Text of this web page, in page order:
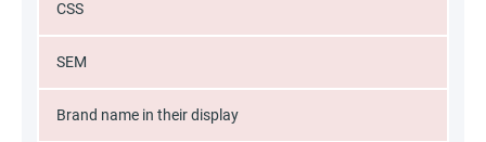
CSS
SEM
Brand name in their display